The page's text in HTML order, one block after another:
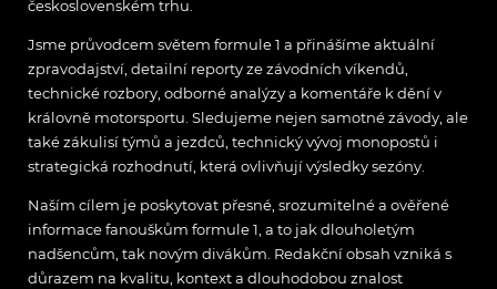
československém trhu.
Jsme průvodcem světem formule 1 a přinášíme aktuální
zpravodajství, detailní reporty ze závodních víkendů,
technické rozbory, odborné analýzy a komentáře k dění v
královně motorsportu. Sledujeme nejen samotné závody, ale
také zákulisí týmů a jezdců, technický vývoj monopostů i
strategická rozhodnutí, která ovlivňují výsledky sezóny.
Naším cílem je poskytovat přesné, srozumitelné a ověřené
informace fanouškům formule 1, a to jak dlouholetým
nadšencům, tak novým divákům. Redakční obsah vzniká s
důrazem na kvalitu, kontext a dlouhodobou znalost